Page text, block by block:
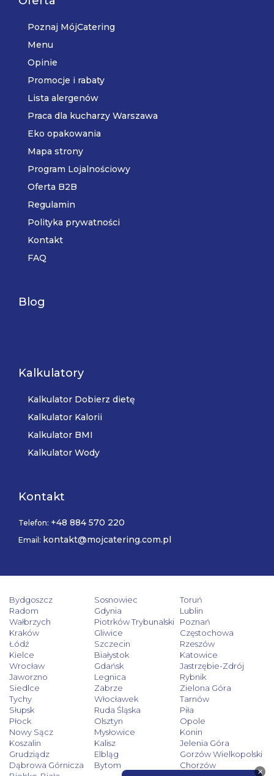
Poznaj MójCatering
Menu
Opinie
Promocje i rabaty
Lista alergenów
Praca dla kucharzy Warszawa
Eko opakowania
Mapa strony
Program Lojalnościowy
Oferta B2B
Regulamin
Polityka prywatności
Kontakt
FAQ
Blog
Kalkulatory
Kalkulator Dobierz dietę
Kalkulator Kalorii
Kalkulator BMI
Kalkulator Wody
Kontakt
Telefon: +48 884 570 220
Email: kontakt@mojcatering.com.pl
Bydgoszcz Sosnowiec
Toruń
Radom
Gdynia
Lublin
Wałbrzych
Piotrków Trybunalski
Poznań
Kraków
Gliwice
Częstochowa
Łódź
Szczecin
Rzeszów
Kielce
Białystok
Katowice
Wrocław
Gdańsk
Jastrzębie-Zdrój
Jaworzno
Legnica
Rybnik
Siedlce
Zabrze
Zielona Góra
Tychy
Włocławek
Tarnów
Słupsk
Ruda Śląska
Piła
Płock
Olsztyn
Opole
Nowy Sącz
Mysłowice
Konin
Koszalin
Kalisz
Jelenia Góra
Grudziądz
Elbląg
Gorzów Wielkopolski
Dąbrowa Górnicza
Bytom
Chorzów